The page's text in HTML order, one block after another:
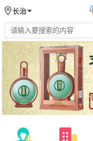
长治